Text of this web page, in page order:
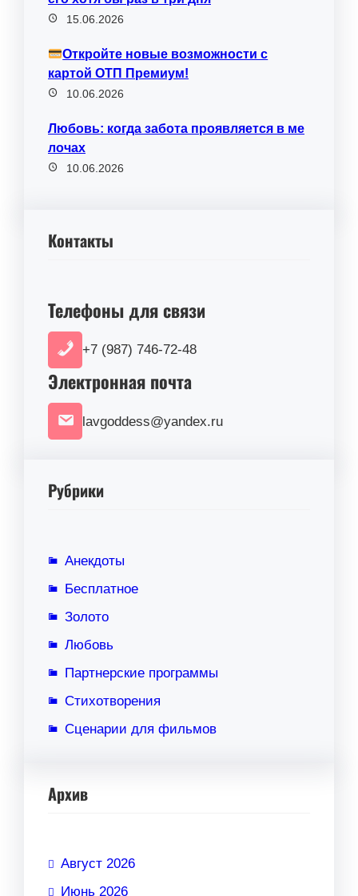
15.06.2026
Откройте новые возможности с
картой ОТП Премиум!
10.06.2026
Любовь: когда забота проявляется в ме
лочах
10.06.2026
Контакты
Телефоны для связи
+7 (987) 746-72-48
Электронная почта
lavgoddess@yandex.ru
Рубрики
Анекдоты
Бесплатное
Золото
Любовь
Партнерские программы
Стихотворения
Сценарии для фильмов
Архив
Август 2026
Июнь 2026